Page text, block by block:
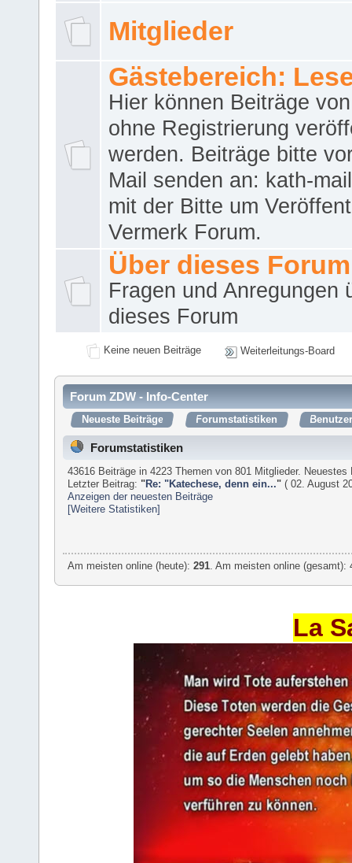
Mitglieder
Gästebereich:
Hier können Beiträge
ohne Registrierung
werden. Beiträge bitte
Mail senden an: kath-
mit der Bitte um
Vermerk Forum.
Über dieses Forum
Fragen und Anregungen
dieses Forum
Keine neuen Beiträge Weiterleitungs-Board
Forum ZDW - Info-Center
Neueste Beiträge Forumstatistiken
Forumstatistiken
43616 Beiträge in 4223 Themen von 801 Mitglieder.
Letzter Beitrag: "Re: "Katechese, denn ein..." ( 02. August
Anzeigen der neuesten Beiträge
[Weitere Statistiken]
Am meisten online (heute):291 . Am meisten online
La